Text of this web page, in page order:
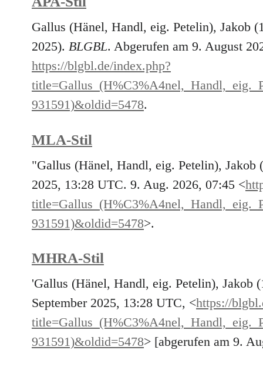
Gallus (Hänel, Handl, eig. Petelin), Jakob
2025). BLGBL. Abgerufen am 9. August
https://blgbl.de/index.php?
931591)&oldid=5478.
MLA-Stil
"Gallus (Hänel, Handl, eig. Petelin), Jakob
2025, 13:28 UTC. 9. Aug. 2026, 07:45 <
931591)&oldid=5478>.
MHRA-Stil
'Gallus (Hänel, Handl, eig. Petelin), Jakob
September 2025, 13:28 UTC, <https://
931591)&oldid=5478> [abgerufen am 9.